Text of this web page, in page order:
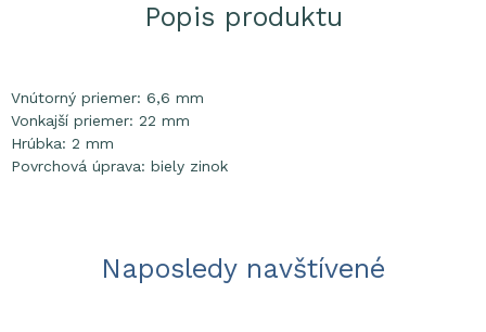
Popis produktu
Vnútorný priemer: 6,6 mm
Vonkajší priemer: 22 mm
Hrúbka: 2 mm
Povrchová úprava: biely zinok
Naposledy navštívené